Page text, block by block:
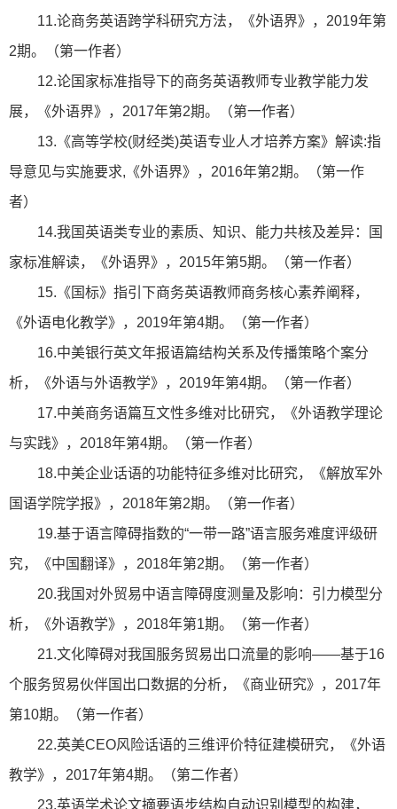
11.论商务英语跨学科研究方法，《外语界》，2019年第
2期。（第一作者）
12.论国家标准指导下的商务英语教师专业教学能力发
展，《外语界》，2017年第2期。（第一作者）
13.《高等学校(财经类)英语专业人才培养方案》解读:指
导意见与实施要求,《外语界》，2016年第2期。（第一作
者）
14.我国英语类专业的素质、知识、能力共核及差异：国
家标准解读，《外语界》，2015年第5期。（第一作者）
15.《国标》指引下商务英语教师商务核心素养阐释，
《外语电化教学》，2019年第4期。（第一作者）
16.中美银行英文年报语篇结构关系及传播策略个案分
析，《外语与外语教学》，2019年第4期。（第一作者）
17.中美商务语篇互文性多维对比研究，《外语教学理论
与实践》，2018年第4期。（第一作者）
18.中美企业话语的功能特征多维对比研究，《解放军外
国语学院学报》，2018年第2期。（第一作者）
19.基于语言障碍指数的“一带一路”语言服务难度评级研
究，《中国翻译》，2018年第2期。（第一作者）
20.我国对外贸易中语言障碍度测量及影响：引力模型分
析，《外语教学》，2018年第1期。（第一作者）
21.文化障碍对我国服务贸易出口流量的影响——基于16
个服务贸易伙伴国出口数据的分析，《商业研究》，2017年
第10期。（第一作者）
22.英美CEO风险话语的三维评价特征建模研究，《外语
教学》，2017年第4期。（第二作者）
23.英语学术论文摘要语步结构自动识别模型的构建，